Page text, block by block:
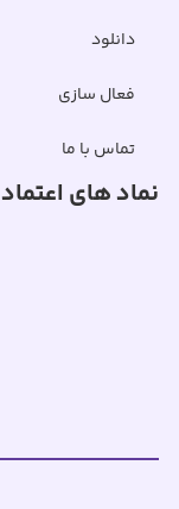
دانلود
فعال سازی
تماس با ما
نماد های اعتماد